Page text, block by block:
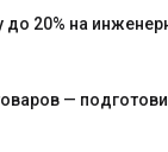
до 20% на
—